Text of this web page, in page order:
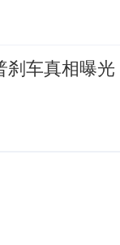
刹车真相曝光